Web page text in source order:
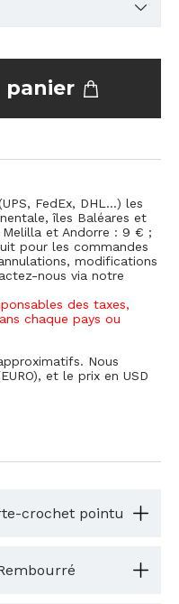
panier
FedEx, DHL...) les
îles Baléares et
et Andorre : 9 € ;
pour les commandes
modifications
nous via notre
des taxes,
chaque pays ou
Nous
et le prix en USD
crochet pointu